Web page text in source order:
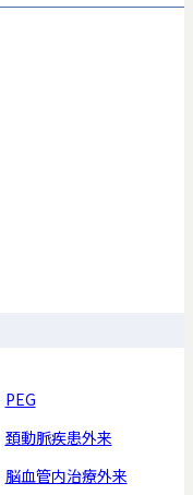
PEG
頚動脈疾患外来
脳血管内治療外来